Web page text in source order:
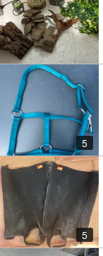
5
5